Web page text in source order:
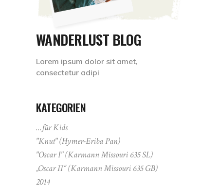
WANDERLUST BLOG
Lorem ipsum dolor sit amet,
consectetur adipi
KATEGORIEN
…für Kids
"Knut" (Hymer-Eriba Pan)
"Oscar I" (Karmann Missouri 635 SL)
„Oscar II“ (Karmann Missouri 635 GB)
2014